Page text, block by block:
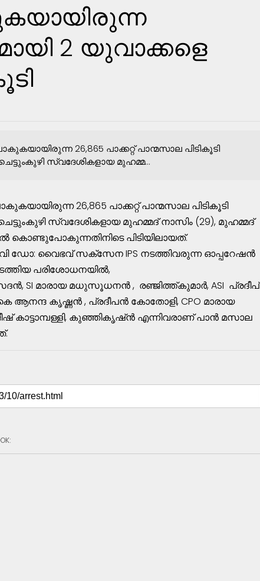
2 യുവാക്കളെ
26,865 പാക്കറ്റ് പാന്മസാല പിടികൂടി
സ്വദേശികളായ മുഹമ്മ...
26,865 പാക്കറ്റ് പാന്മസാല പിടികൂടി
സ്വദേശികളായ മുഹമ്മദ്‌ നാസിം (29), മുഹമ്മദ്‌
കൊണ്ടുപോകുന്നതിനിടെ പിടിയിലായത്.
ഡോ: വൈഭവ് സക്സേന IPS നടത്തിവരുന്ന ഓപ്പറേഷൻ
പരിശോധനയിൽ,
SI മാരായ മധുസൂധനൻ , രഞ്ജിത്ത്കുമാർ, ASI പ്രദീപ്
ആനന്ദ കൃഷ്ണൻ , പ്രദീപൻ കോതോളി, CPO മാരായ
കാട്ടാമ്പള്ളി, കുഞ്ഞികൃഷ്ൻ എന്നിവരാണ് പാൻ മസാല
: